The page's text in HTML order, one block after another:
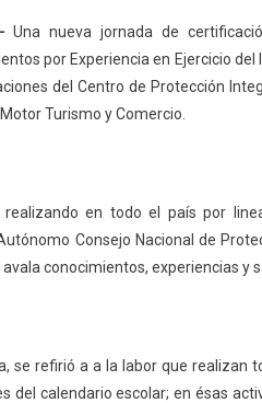
Una nueva jornada de
por Experiencia en Ejercicio
del Centro de Protección
Turismo y Comercio.
realizando en todo el país por
Consejo Nacional de
conocimientos, experiencias y
se refirió a a la labor que
del calendario escolar; en ésas